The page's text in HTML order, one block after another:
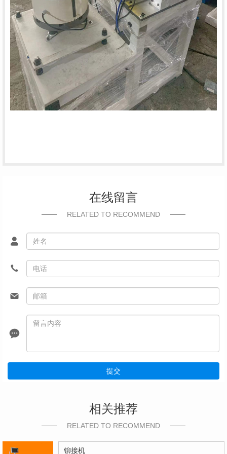
在线留言
RELATED TO RECOMMEND
提交
相关推荐
RELATED TO RECOMMEND
铆接机